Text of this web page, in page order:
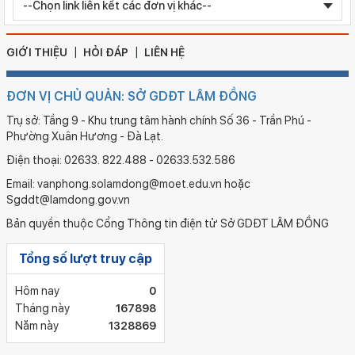
Chỉnh sửa bằng TN THPT LÊ HUỲNH NHƯ HẬU
GIỚI THIỆU HỎI ĐÁP LIÊN HỆ
ĐƠN VỊ CHỦ QUẢN: SỞ GDĐT LÂM ĐỒNG
Trụ sở: Tầng 9 - Khu trung tâm hành chính Số 36 - Trần Phú -
Phường Xuân Hương - Đà Lạt.
Điện thoại: 02633. 822.488 - 02633.532.586
Email: vanphong.solamdong@moet.edu.vn hoặc
Sgddt@lamdong.gov.vn
Bản quyền thuộc Cổng Thông tin điện tử Sở GDĐT LÂM ĐỒNG
Tổng số lượt truy cập
Hôm nay
0
Tháng này
167898
Năm này
1328869